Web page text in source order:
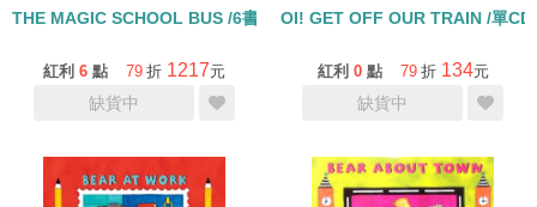
THE MAGIC SCHOOL BUS /6書+6CD
紅利 6 點 79 折 1217元
缺貨中
紅利 0 點 79 折 134元
缺貨中